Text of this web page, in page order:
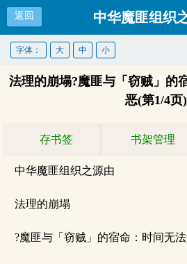
返回 中华魔匪组织
字体： 大 中 小
法理的崩塌?魔匪与「窃贼」的
恶(第1/4页)
存书签 书架管理
中华魔匪组织之源由
法理的崩塌
?魔匪与「窃贼」的宿命：时间无